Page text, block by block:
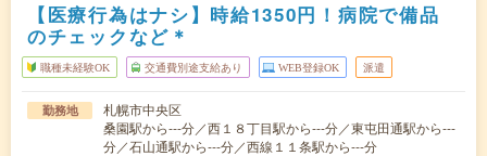
【医療行為はナシ】時給1350円！病院で備品
のチェックなど＊
職種未経験OK 交通費別途支給あり WEB登録OK 派遣
勤務地
札幌市中央区
桑園駅から---分／西１８丁目駅から---分／東屯田通駅から---
分／石山通駅から---分／西線１１条駅から---分